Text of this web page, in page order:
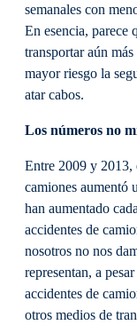
semanales con
En esencia, parece
transportar aún
mayor riesgo la
atar cabos.
Los números no
Entre 2009 y 2013,
camiones aumentó
han aumentado
accidentes de
nosotros no nos
representan, a
accidentes de
otros medios de